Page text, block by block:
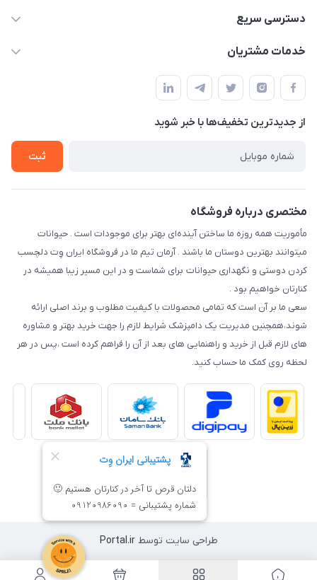
07154503736-09120986090
دسترسی سریع
حساب کاربری
درباره ما
تماس با ما
خدمات مشتریان
قوانین و مقررات
حفظ حریم شخصی
سوالات متداول
شرایط ارسال رایگان
از جدید‌ترین تخفیف‌ها با‌ خبر شوید
ثبت
مختصری درباره فروشگاه
مأموریت همه روزه ما ساختن آینده‌ای بهتر برای موجودات است . حیوانات
میتوانند بهترین دوستان ما باشند . آرمان تیم ما در فروشگاه ایران وِت دلچسب
کردن دوستی و نگهداری حیوانات برای شماست و در این مسیر زیبا همیشه در
کنارتان خواهیم بود .
سعی ما بر آن است که تمامی محصولات با کیفیت مطلوب و برند اصلی ارائه
شوند،همچنین مدیریت یک دامپزشک شرایط لازم را جهت خرید بهتر و مشاوره
های لازم قبل از خرید و راهنمایی های بعد از آن را فراهم کرده است ،پس در هر
لحظه روی کمک ما حساب کنید.
طراحی سایت توسطPortal.ir